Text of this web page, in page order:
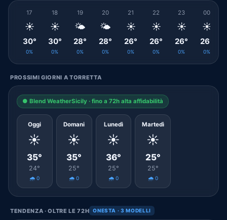
17
☀️
30°
0%
18
☀️
30°
0%
19
🌤️
28°
0%
20
🌤️
28°
0%
21
☀️
26°
0%
22
☀️
26°
0%
23
☀️
26°
0%
00
☀️
26°
0%
PROSSIMI GIORNI A TORRETTA
● Blend WeatherSicily · fino a 72h alta affidabilità
Oggi
☀️
35°
24°
🌧️ 0
Domani
☀️
35°
25°
🌧️ 0
Lunedì
☀️
36°
25°
🌧️ 0
Martedì
☀️
25°
25°
🌧️ 0
TENDENZA · OLTRE LE 72H ONESTA · 3 MODELLI